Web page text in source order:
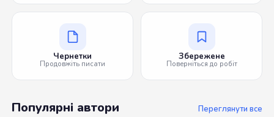
Чернетки
Продовжіть писати
Збережене
Поверніться до робіт
Популярні автори Переглянути все